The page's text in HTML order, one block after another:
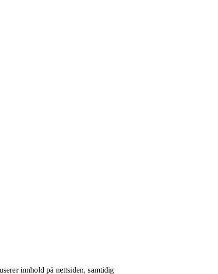
innhold på nettsiden, samtidig